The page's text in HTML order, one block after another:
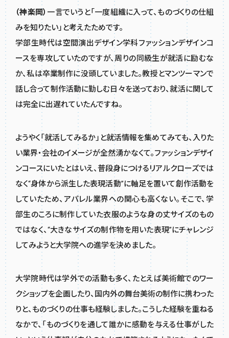
（神楽岡） 一言でいうと「一度組織に入って、ものづくりの仕組
みを知りたい」と考えたためです。
学部生時代は空間演出デザイン学科ファッションデザインコ
ースを専攻していたのですが、周りの同級生が就活に励むな
か、私は卒業制作に没頭していました。教授とマンツーマンで
話し合って制作活動に勤しむ日々を送っており、就活に関して
は完全に出遅れていたんですね。
ようやく「就活してみるか」と就活情報を集めてみても、入りた
い業界・会社のイメージが全然湧かなくて。ファッションデザイ
ンコースにいたとはいえ、普段身につけるリアルクローズでは
なく“身体から派生した表現活動”に軸足を置いて創作活動を
していたため、アパレル業界への関心も高くない。そこで、学
部生のころに制作していた衣服のような身の丈サイズのもの
ではなく、“大きなサイズの制作物を用いた表現”にチャレンジ
してみようと大学院への進学を決めました。
大学院時代は学外での活動も多く、たとえば美術館でのワー
クショップを企画したり、国内外の舞台美術の制作に携わった
りと、ものづくりの仕事も経験しました。こうした経験を重ねる
なかで、「ものづくりを通して誰かに感動を与える仕事がした